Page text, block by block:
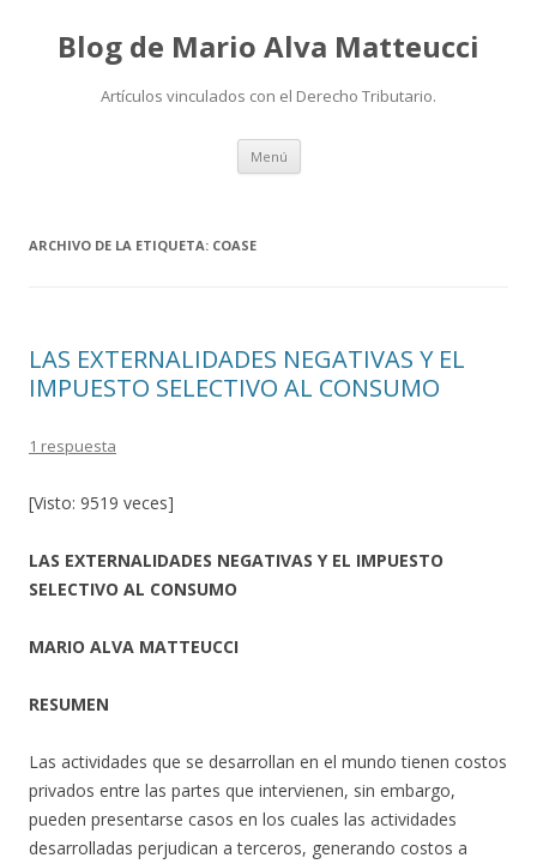
Blog de Mario Alva Matteucci
Artículos vinculados con el Derecho Tributario.
Menú Ir
contenido
ARCHIVO DE LA ETIQUETA: COASE
LAS EXTERNALIDADES NEGATIVAS Y EL
IMPUESTO SELECTIVO AL CONSUMO
1 respuesta
[Visto: 9519 veces]
LAS EXTERNALIDADES NEGATIVAS Y EL IMPUESTO
SELECTIVO AL CONSUMO
MARIO ALVA MATTEUCCI
RESUMEN
Las actividades que se desarrollan en el mundo tienen costos
privados entre las partes que intervienen, sin embargo,
pueden presentarse casos en los cuales las actividades
desarrolladas perjudican a terceros, generando costos a